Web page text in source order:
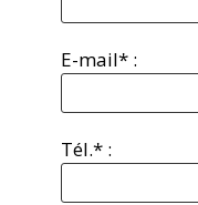
E-mail* :
Tél.* :